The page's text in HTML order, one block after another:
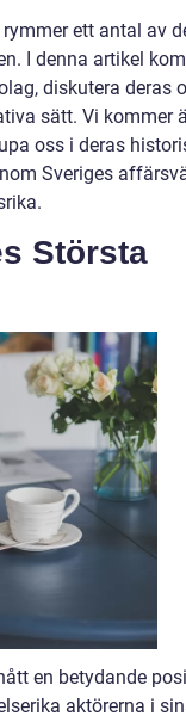
ett antal av
I denna artikel
diskutera deras
sätt. Vi kommer
oss i deras
Sveriges
Största
en betydande
aktörerna i